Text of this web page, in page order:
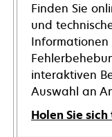
Finden Sie
und
Informationen
interaktiven
Auswahl an
Holen Sie